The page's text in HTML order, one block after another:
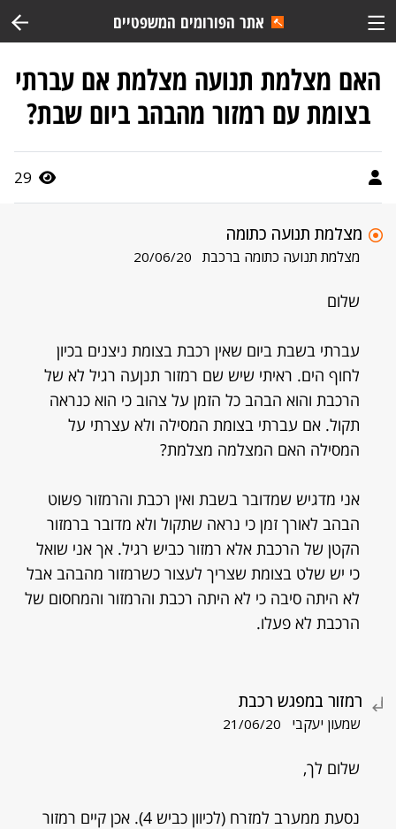
אתר הפורומים המשפטיים
האם מצלמת תנועה מצלמת אם עברתי
בצומת עם רמזור מהבהב ביום שבת?
29
מצלמת תנועה כתומה
מצלמת תנועה כתומה ברכבת 20/06/20
שלום
עברתי בשבת ביום שאין רכבת בצומת ניצנים בכיון
לחוף הים. ראיתי שיש שם רמזור תנןעה רגיל לא של
הרכבת והוא הבהב כל הזמן על צהוב כי הוא כנראה
תקול. אם עברתי בצומת המסילה ולא עצרתי על
המסילה האם המצלמה מצלמת?
אני מדגיש שמדובר בשבת ואין רכבת והרמזור פשוט
הבהב לאורך זמן כי נראה שתקול ולא מדובר ברמזור
הקטן של הרכבת אלא רמזור כביש רגיל. אך אני שואל
כי יש שלט בצומת שצריך לעצור כשרמזור מהבהב אבל
לא היתה סיבה כי לא היתה רכבת והרמזור והמחסום של
הרכבת לא פעלו.
רמזור במפגש רכבת
שמעון יעקבי 21/06/20
שלום לך,
נסעת ממערב למזרח (לכיוון כביש 4). אכן קיים רמזור